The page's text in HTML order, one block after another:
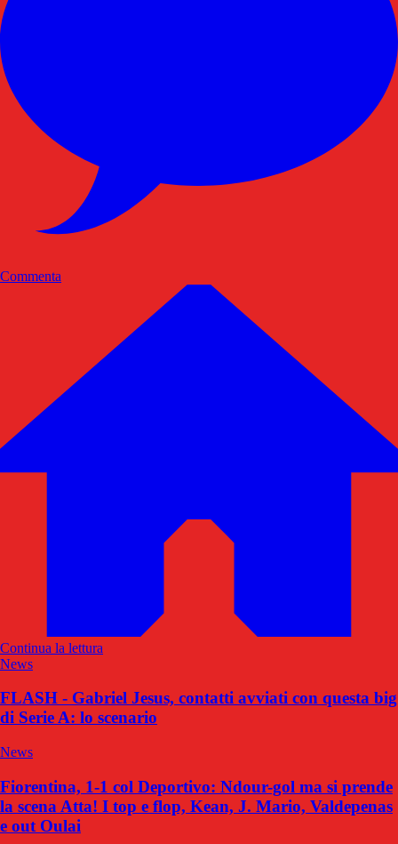
Commenta
Continua la lettura
News
FLASH - Gabriel Jesus, contatti avviati con questa big
di Serie A: lo scenario
News
Fiorentina, 1-1 col Deportivo: Ndour-gol ma si prende
la scena Atta! I top e flop, Kean, J. Mario, Valdepenas
e out Oulai